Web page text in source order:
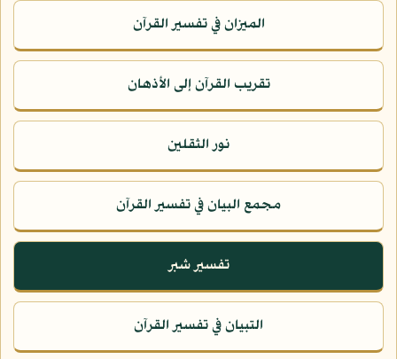
الميزان في تفسير القرآن
تقريب القرآن إلى الأذهان
نور الثقلين
مجمع البيان في تفسير القرآن
تفسير شبر
التبيان في تفسير القرآن